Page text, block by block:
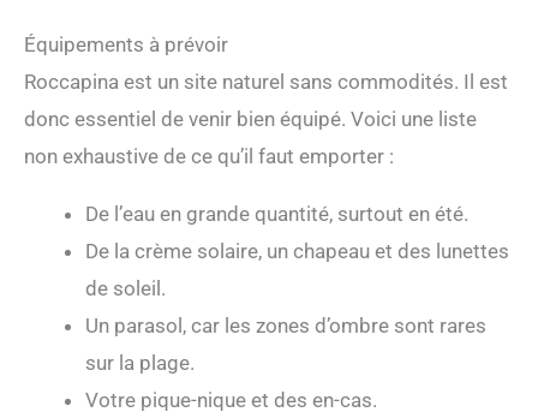
Équipements à prévoir
Roccapina est un site naturel sans commodités. Il est
donc essentiel de venir bien équipé. Voici une liste
non exhaustive de ce qu’il faut emporter :
De l’eau en grande quantité, surtout en été.
De la crème solaire, un chapeau et des lunettes
de soleil.
Un parasol, car les zones d’ombre sont rares
sur la plage.
Votre pique-nique et des en-cas.